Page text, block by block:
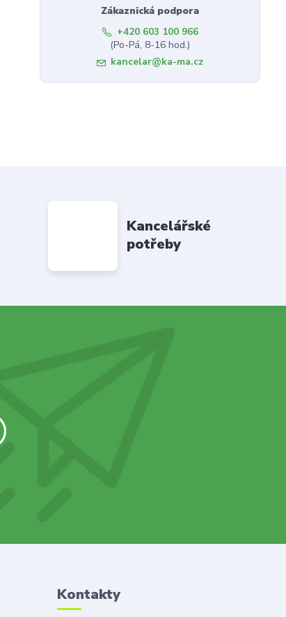
Zákaznická podpora
+420 603 100 966
(Po-Pá, 8-16 hod.)
kancelar@ka-ma.cz
Kancelářské
potřeby
Kontakty